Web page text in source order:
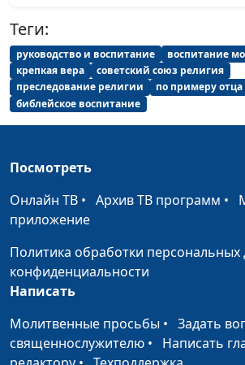
Теги:
руководство и воспитание
воспитание
крепкая вера
советский союз религия
преследование религии
по примеру отца
библейское воспитание
Посмотреть
Онлайн ТВ • Архив ТВ программ •
приложение
Политика обработки персональных
конфиденциальности
Написать
Молитвенные просьбы • Задать
священнослужителю • Написать